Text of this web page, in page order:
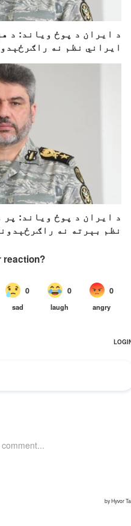
د ایران د پوځ ویاند: د
ایراني نظم نه
د ایران د پوځ ویاند:
نظم بېرته نه